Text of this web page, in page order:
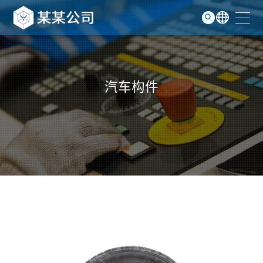
服务支持
关于我们
联系我们
GO
汽车构件